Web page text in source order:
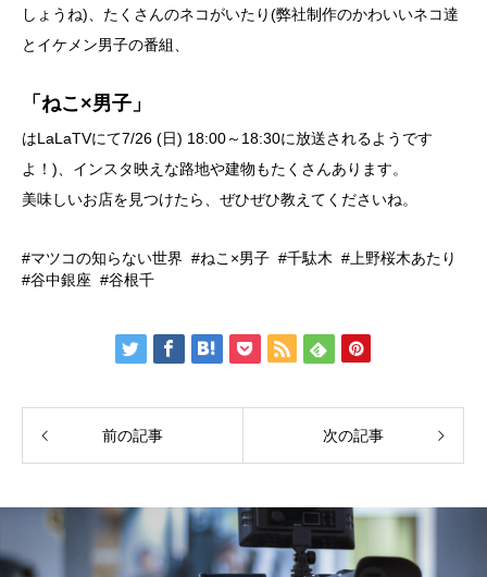
しょうね)、たくさんのネコがいたり(弊社制作のかわいいネコ達
とイケメン男子の番組、
「ねこ×男子」
はLaLaTVにて7/26 (日) 18:00～18:30に放送されるようです
よ！)、インスタ映えな路地や建物もたくさんあります。
美味しいお店を見つけたら、ぜひぜひ教えてくださいね。
マツコの知らない世界 ねこ×男子 千駄木
上野桜木あたり
谷中銀座
谷根千
前の記事 次の記事